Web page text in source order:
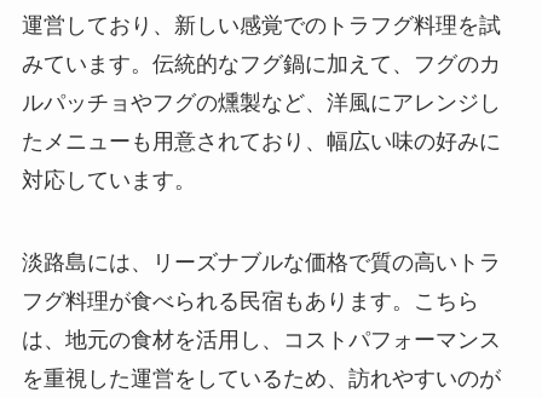
運営しており、新しい感覚でのトラフグ料理を試
みています。伝統的なフグ鍋に加えて、フグのカ
ルパッチョやフグの燻製など、洋風にアレンジし
たメニューも用意されており、幅広い味の好みに
対応しています。
淡路島には、リーズナブルな価格で質の高いトラ
フグ料理が食べられる民宿もあります。こちら
は、地元の食材を活用し、コストパフォーマンス
を重視した運営をしているため、訪れやすいのが